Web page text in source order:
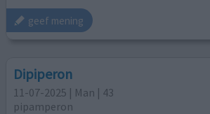
geef mening
Dipiperon
11-07-2025 | Man | 43
pipamperon